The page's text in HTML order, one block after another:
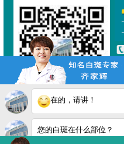
Copyright © 2019
皖ICP备
皖公网安备
在的，请讲！
您的白斑在什么部位？